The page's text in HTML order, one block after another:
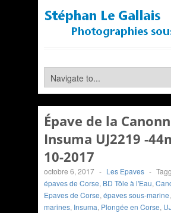
Épave de la
Insuma UJ2219 -
10-2017
octobre 6, 2017 - Les Epaves -
épaves de Corse, BD Tôle à l'Eau,
Epaves de Corse, épaves sous-marine,
marines, Insuma, Plongée en Corse,